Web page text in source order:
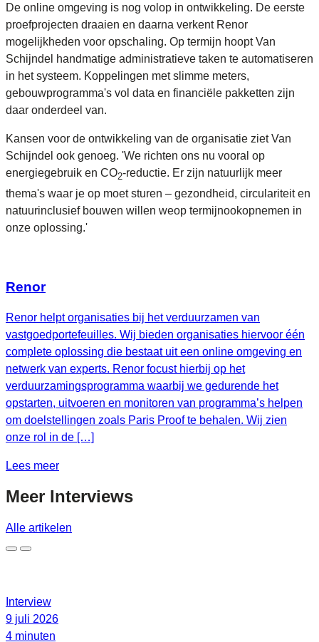
De online omgeving is nog volop in ontwikkeling. De eerste
proefprojecten draaien en daarna verkent Renor
mogelijkheden voor opschaling. Op termijn hoopt Van
Schijndel handmatige administratieve taken te automatiseren
in het systeem. Koppelingen met slimme meters,
gebouwprogramma's vol data en financiële pakketten zijn
daar onderdeel van.
Kansen voor de ontwikkeling van de organisatie ziet Van
Schijndel ook genoeg. 'We richten ons nu vooral op
energiegebruik en CO2-reductie. Er zijn natuurlijk meer
thema's waar je op moet sturen – gezondheid, circulariteit en
natuurinclusief bouwen willen weop termijnookopnemen in
onze oplossing.'
Renor
Renor helpt organisaties bij het verduurzamen van
vastgoedportefeuilles. Wij bieden organisaties hiervoor één
complete oplossing die bestaat uit een online omgeving en
netwerk van experts. Renor focust hierbij op het
verduurzamingsprogramma waarbij we gedurende het
opstarten, uitvoeren en monitoren van programma’s helpen
om doelstellingen zoals Paris Proof te behalen. Wij zien
onze rol in de […]
Lees meer
Meer Interviews
Alle artikelen
Interview
9 juli 2026
4 minuten